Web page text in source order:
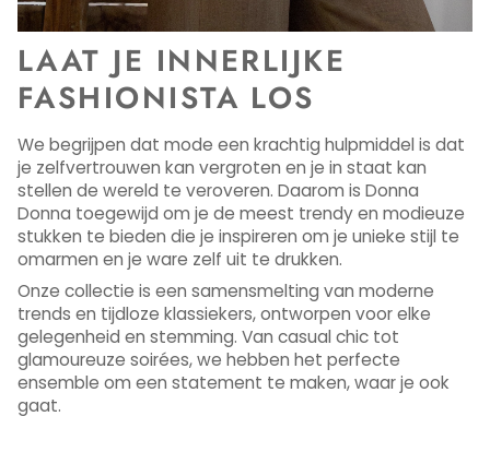
LAAT JE INNERLIJKE
FASHIONISTA LOS
We begrijpen dat mode een krachtig hulpmiddel is dat
je zelfvertrouwen kan vergroten en je in staat kan
stellen de wereld te veroveren. Daarom is Donna
Donna toegewijd om je de meest trendy en modieuze
stukken te bieden die je inspireren om je unieke stijl te
omarmen en je ware zelf uit te drukken.
Onze collectie is een samensmelting van moderne
trends en tijdloze klassiekers, ontworpen voor elke
gelegenheid en stemming. Van casual chic tot
glamoureuze soirées, we hebben het perfecte
ensemble om een ​​statement te maken, waar je ook
gaat.